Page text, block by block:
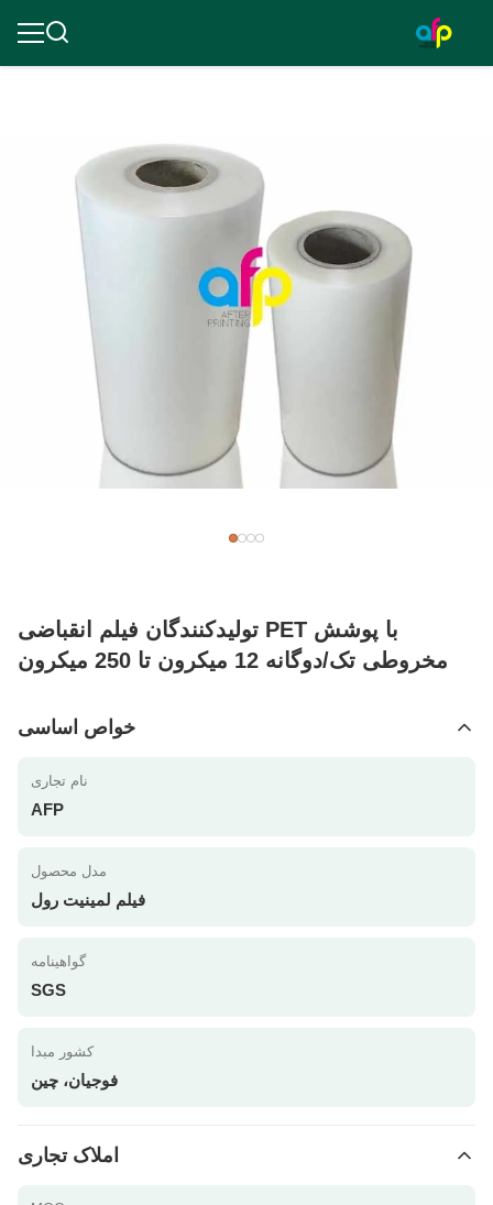
تولیدکنندگان فیلم انقباضی PET با پوشش
مخروطی تک/دوگانه 12 میکرون تا 250 میکرون
خواص اساسی
نام تجاری
AFP
مدل محصول
فیلم لمینیت رول
گواهینامه
SGS
کشور مبدا
فوجیان، چین
املاک تجاری